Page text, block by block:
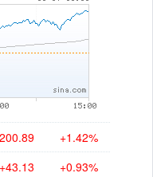
+1.42%
+43.13 +0.93%